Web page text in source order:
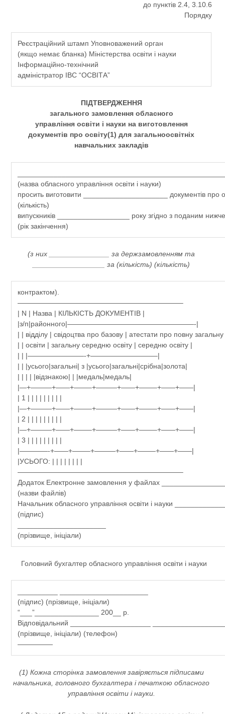
до пунктів 2.4, 3.10.6
Порядку
Реєстраційний штамп Уповноважений орган
(якщо немає бланка) Міністерства освіти і науки
Інформаційно-технічний
адміністратор ІВС “ОСВІТА”
ПІДТВЕРДЖЕННЯ
загального замовлення обласного
управління освіти і науки на виготовлення
документів про освіту(1) для загальноосвітніх
навчальних закладів
(назва обласного управління освіти і науки)
просить виготовити _____________________ документів про
(кількість)
випускників __________________ року згідно з поданим
(рік закінчення)
(з них _______________ за держзамовленням та
__________________ за (кількість) (кількість)
контрактом).
———————————————————————–
| N | Назва | КІЛЬКІСТЬ ДОКУМЕНТІВ |
|з/п|районного|——————————————————-|
| | відділу | свідоцтва про базову | атестати про повну загальну
| | освіти | загальну середню освіту | середню освіту |
| | |————————-+—————————–|
| | |усього|загальні| з |усього|загальні|срібна|золота|
| | | | |відзнакою| | |медаль|медаль|
|—+———+——+——–+———+——+——–+——+——|
| 1 | | | | | | | | |
|—+———+——+——–+———+——+——–+——+——|
| 2 | | | | | | | | |
|—+———+——+——–+———+——+——–+——+——|
| 3 | | | | | | | | |
|————-+——+——–+———+——+——–+——+——|
|УСЬОГО: | | | | | | | |
———————————————————————–
Додаток Електронне замовлення у файлах
(назви файлів)
Начальник обласного управління освіти і науки
(підпис)
(прізвище, ініціали)
Головний бухгалтер обласного управління освіти і науки
(підпис) (прізвище, ініціали)
“___”________________ 200__ р.
Відповідальний ____________________
(прізвище, ініціали) (телефон)
—————
(1) Кожна сторінка замовлення завіряється підписами
начальника, головного бухгалтера і печаткою обласного
управління освіти і науки.